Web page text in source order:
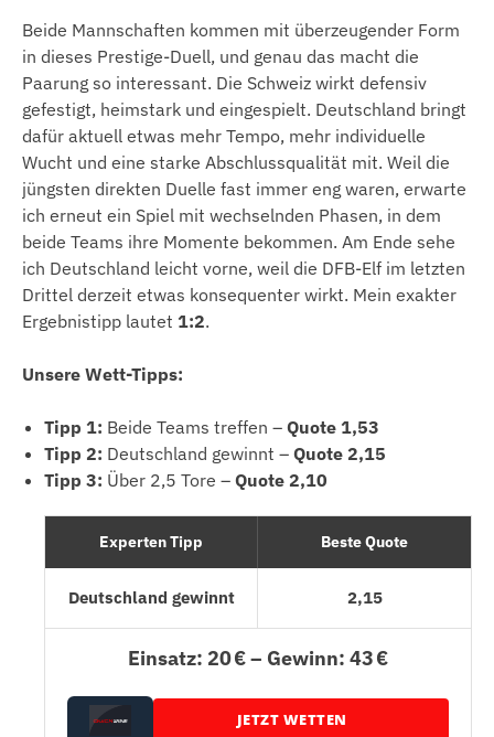
Beide Mannschaften kommen mit überzeugender Form
in dieses Prestige-Duell, und genau das macht die
Paarung so interessant. Die Schweiz wirkt defensiv
gefestigt, heimstark und eingespielt. Deutschland bringt
dafür aktuell etwas mehr Tempo, mehr individuelle
Wucht und eine starke Abschlussqualität mit. Weil die
jüngsten direkten Duelle fast immer eng waren, erwarte
ich erneut ein Spiel mit wechselnden Phasen, in dem
beide Teams ihre Momente bekommen. Am Ende sehe
ich Deutschland leicht vorne, weil die DFB-Elf im letzten
Drittel derzeit etwas konsequenter wirkt. Mein exakter
Ergebnistipp lautet 1:2.
Unsere Wett-Tipps:
Tipp 1: Beide Teams treffen – Quote 1,53
Tipp 2: Deutschland gewinnt – Quote 2,15
Tipp 3: Über 2,5 Tore – Quote 2,10
Experten Tipp Beste Quote
Deutschland gewinnt 2,15
Einsatz: 20 € – Gewinn: 43 €
JETZT WETTEN